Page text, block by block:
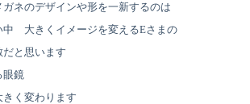
ネのデザインや形を一新するのは
中 大きくイメージを変えるEさまの
と思います
眼鏡
く変わります